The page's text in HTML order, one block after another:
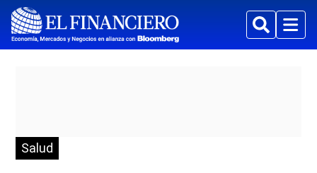
BuscarMenu
Salud